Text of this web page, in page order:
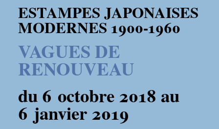
ESTAMPES JAPONAISES
MODERNES 1900-1960
VAGUES DE
RENOUVEAU
du 6 octobre 2018 au
6 janvier 2019